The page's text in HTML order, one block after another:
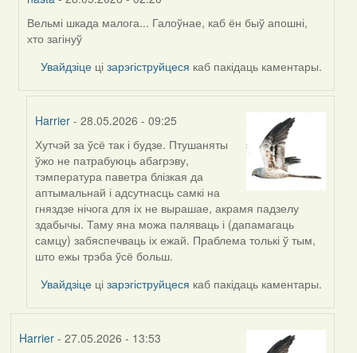
In
reply
Harrier
Вельмі шкада малога... Галоўнае, каб ён быў апошні,
хто загінуў
Увайдзіце цізарэгіструйцеся каб пакідаць каментары.
Harrier - 28.05.2026 - 09:25
In
reply
to
by
nasta
Хутчэй за ўсё так і будзе. Птушаняты
ўжо не патрабуюць абагрэву,
тэмпература паветра блізкая да
аптымальнай і адсутнасць самкі на
гняздзе нічога для іх не вырашае, акрамя падзелу
здабычы. Таму яна можа паляваць і (дапамагаць
самцу) забяспечваць іх ежай. Праблема толькі ў тым,
што ежы трэба ўсё больш.
Увайдзіце цізарэгіструйцеся каб пакідаць каментары.
Harrier- 27.05.2026 - 13:53